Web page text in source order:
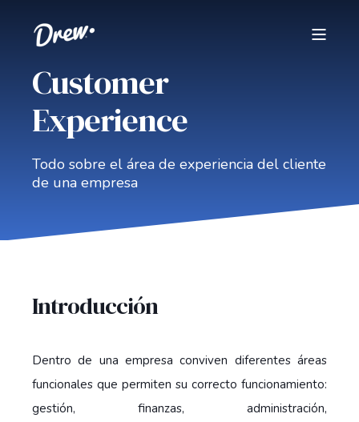
Customer
Experience
Todo sobre el área de experiencia del cliente
de una empresa
Introducción
Dentro de una empresa conviven diferentes áreas
funcionales que permiten su correcto funcionamiento:
gestión, finanzas, administración,